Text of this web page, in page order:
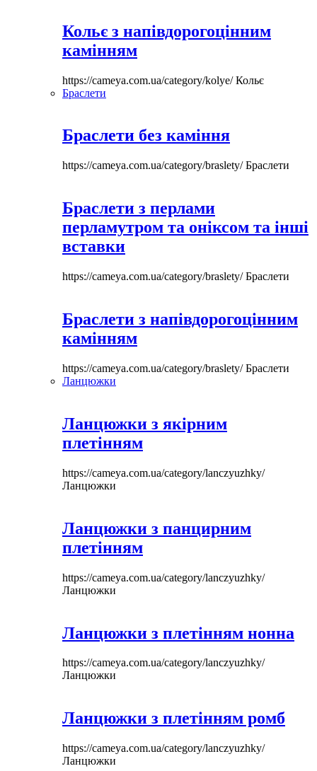
Кольє з напівдорогоцінним
камінням
https://cameya.com.ua/category/kolye/Кольє
Браслети
Браслети без каміння
https://cameya.com.ua/category/braslety/Браслети
Браслети з перлами
перламутром та оніксом та інші
вставки
https://cameya.com.ua/category/braslety/Браслети
Браслети з напівдорогоцінним
камінням
https://cameya.com.ua/category/braslety/Браслети
Ланцюжки
Ланцюжки з якірним
плетінням
https://cameya.com.ua/category/lanczyuzhky/
Ланцюжки
Ланцюжки з панцирним
плетінням
https://cameya.com.ua/category/lanczyuzhky/
Ланцюжки
Ланцюжки з плетінням нонна
https://cameya.com.ua/category/lanczyuzhky/
Ланцюжки
Ланцюжки з плетінням ромб
https://cameya.com.ua/category/lanczyuzhky/
Ланцюжки